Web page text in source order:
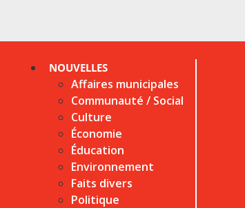
NOUVELLES
Affaires municipales
Communauté / Social
Culture
Économie
Éducation
Environnement
Faits divers
Politique